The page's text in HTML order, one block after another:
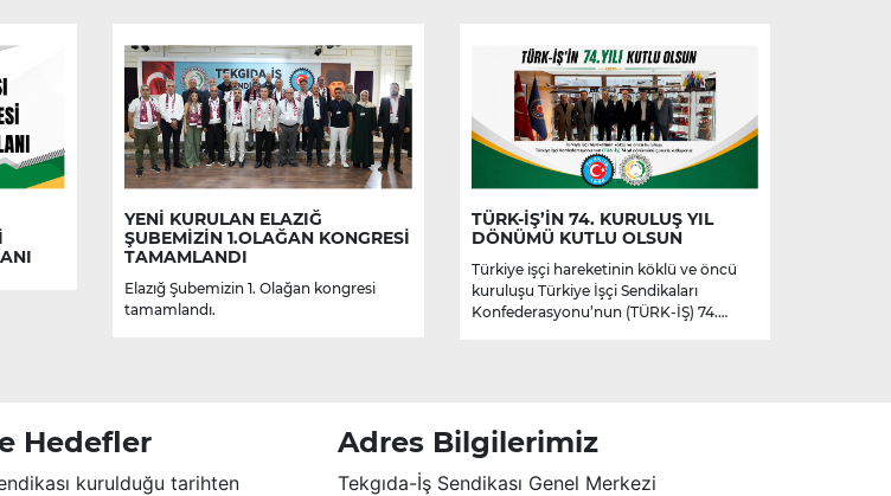
YENİ KURULAN ELAZIĞ
ŞUBEMİZİN 1.OLAĞAN KONGRESİ
TAMAMLANDI
Elazığ Şubemizin 1. Olağan kongresi
tamamlandı.
TÜRK-İŞ’İN 74. KURULUŞ YIL
DÖNÜMÜ KUTLU OLSUN
Türkiye işçi hareketinin köklü ve öncü
kuruluşu Türkiye İşçi Sendikaları
Konfederasyonu’nun (TÜRK-İŞ) 74.
Hedefler
kurulduğu tarihten
Adres Bilgilerimiz
Tekgıda-İş Sendikası Genel Merkezi